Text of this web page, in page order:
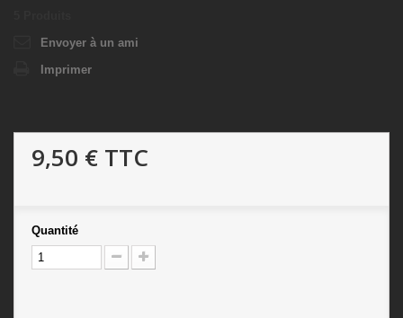
Envoyer à un ami
Imprimer
9,50 € TTC
Quantité